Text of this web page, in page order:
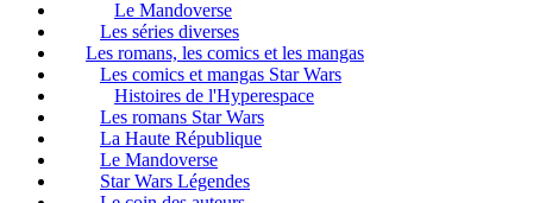
Le Mandoverse
Les séries diverses
Les romans, les comics et les mangas
Les comics et mangas Star Wars
Histoires de l'Hyperespace
Les romans Star Wars
La Haute République
Le Mandoverse
Star Wars Légendes